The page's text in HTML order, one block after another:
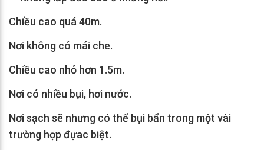
Chiều cao quá 40m.
Nơi không có mái che.
Chiều cao nhỏ hơn 1.5m.
Nơi có nhiều bụi, hơi nước.
Nơi sạch sẽ nhưng có thể bụi bẩn trong một vài
trường hợp đựac biệt.